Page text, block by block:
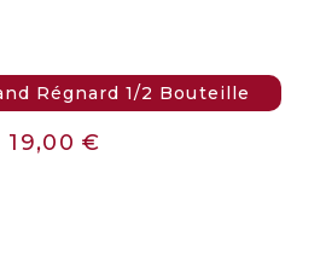
Régnard 1/2 Bouteille
19,00€